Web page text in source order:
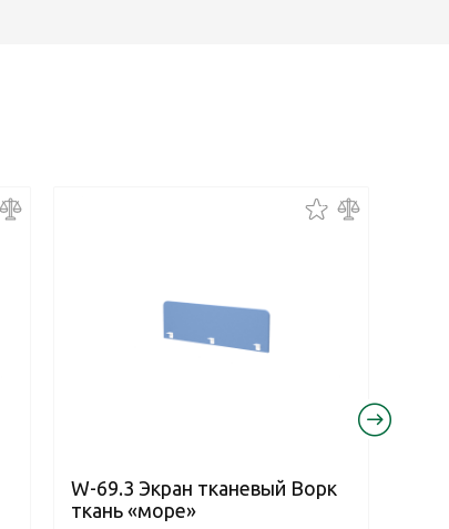
W-69.3 Экран тканевый Ворк
ткань «море»